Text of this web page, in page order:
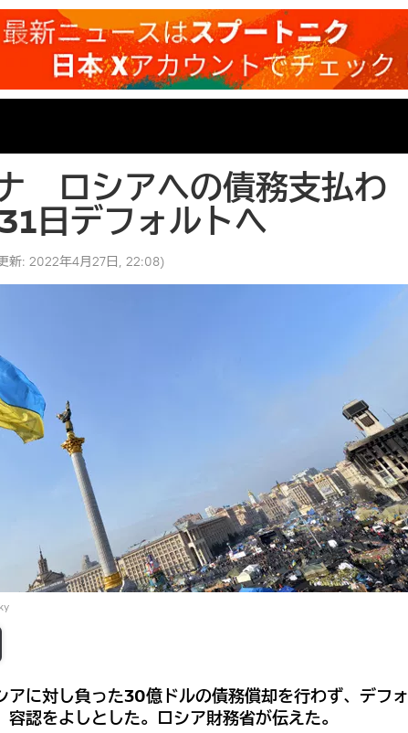
ロシアへの債務支払わ
日デフォルトへ
新: 2022年4月27日, 22:08)
アに対し負った30億ドルの債務償却を行わず、デフォ
認をよしとした。ロシア財務省が伝えた。